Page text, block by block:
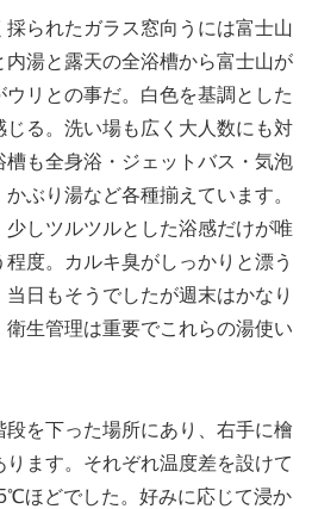
られたガラス窓向うには富士山
湯と露天の全浴槽から富士山が
リとの事だ。白色を基調とした
る。洗い場も広く大人数にも対
も全身浴・ジェットバス・気泡
ぶり湯など各種揃えています。
少しツルツルとした浴感だけが唯
度。カルキ臭がしっかりと漂う
日もそうでしたが週末はかなり
生管理は重要でこれらの湯使い
を下った場所にあり、右手に檜
ます。それぞれ温度差を設けて
ほどでした。好みに応じて浸か